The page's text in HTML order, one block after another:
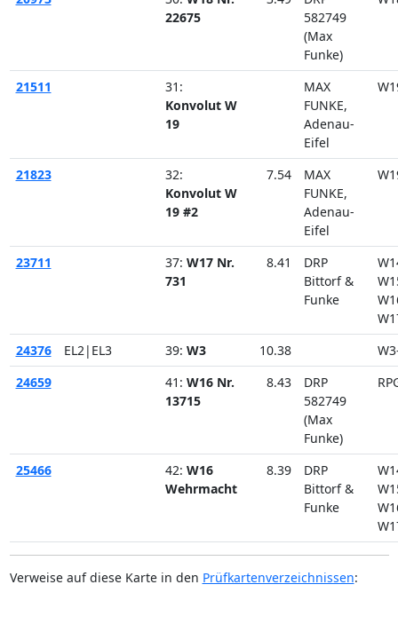
22675
582749
(Max
Funke)
21511
31:
Konvolut W
19
MAX
FUNKE,
Adenau-
Eifel
21823
32:
Konvolut W
19 #2
7.54
MAX
FUNKE,
Adenau-
Eifel
23711 37: W17 Nr.
731
8.41
DRP
Bittorf &
Funke
24376
EL2|EL3 39: W3 10.38
24659
41: W16 Nr.
13715
8.43
DRP
582749
(Max
Funke)
25466 42: W16
Wehrmacht
8.39
DRP
Bittorf &
Funke
Verweise auf diese Karte in den Prüfkartenverzeichnissen: